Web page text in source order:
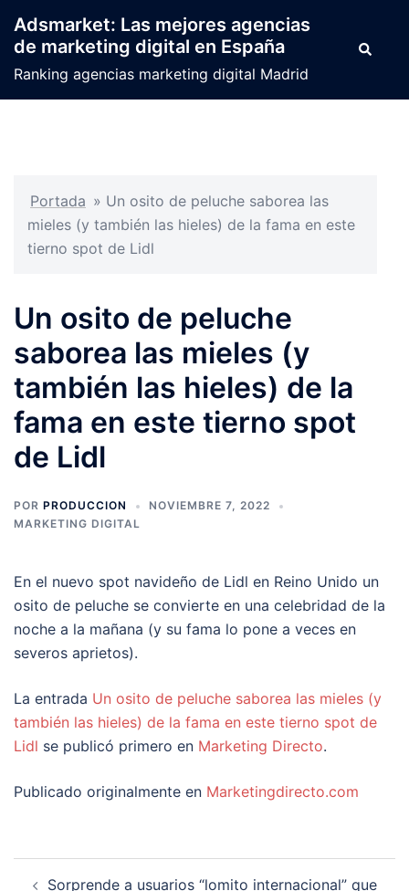
contenido
Adsmarket: Las mejores agencias
de marketing digital en España
Ranking agencias marketing digital Madrid
Buscar
Portada » Un osito de peluche saborea las
mieles (y también las hieles) de la fama en este
tierno spot de Lidl
Un osito de peluche
saborea las mieles (y
también las hieles) de la
fama en este tierno spot
de Lidl
POR PRODUCCION
NOVIEMBRE 7, 2022
MARKETING DIGITAL
En el nuevo spot navideño de Lidl en Reino Unido un
osito de peluche se convierte en una celebridad de la
noche a la mañana (y su fama lo pone a veces en
severos aprietos).
La entrada Un osito de peluche saborea las mieles (y
también las hieles) de la fama en este tierno spot de
Lidl se publicó primero en Marketing Directo.
Publicado originalmente en Marketingdirecto.com
Sorprende a usuarios “lomito internacional” que